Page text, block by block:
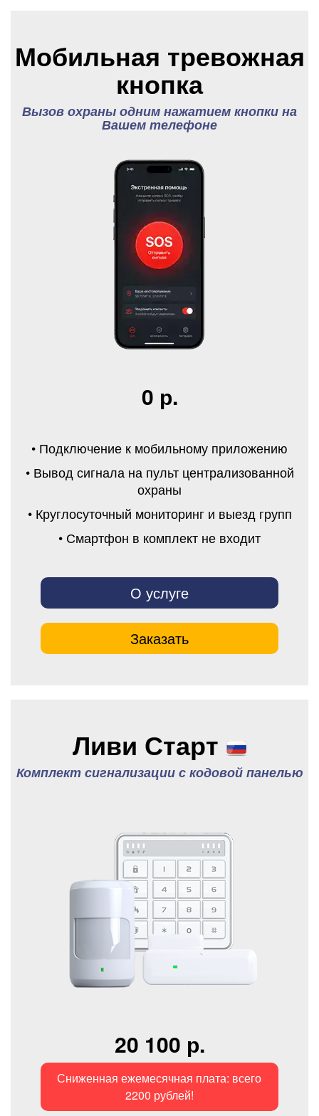
Мобильная тревожная
кнопка
Вызов охраны одним нажатием кнопки на
Вашем телефоне
0 р.
• Подключение к мобильному приложению
• Вывод сигнала на пульт централизованной
охраны
• Круглосуточный мониторинг и выезд групп
• Смартфон в комплект не входит
О услуге
Заказать
Ливи Старт
Комплект сигнализации с кодовой панелью
20 100 р.
Сниженная ежемесячная плата: всего
2200 рублей!